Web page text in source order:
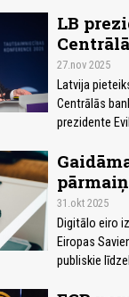
LB
27.nov 2025
Latvija
Centrālās
prezidente
31.okt 2025
Digitālo eiro
Eiropas
publiskie